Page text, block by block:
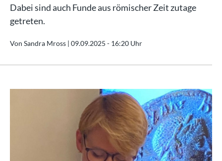
Dabei sind auch Funde aus römischer Zeit zutage
getreten.
Von Sandra Mross | 09.09.2025 - 16:20 Uhr